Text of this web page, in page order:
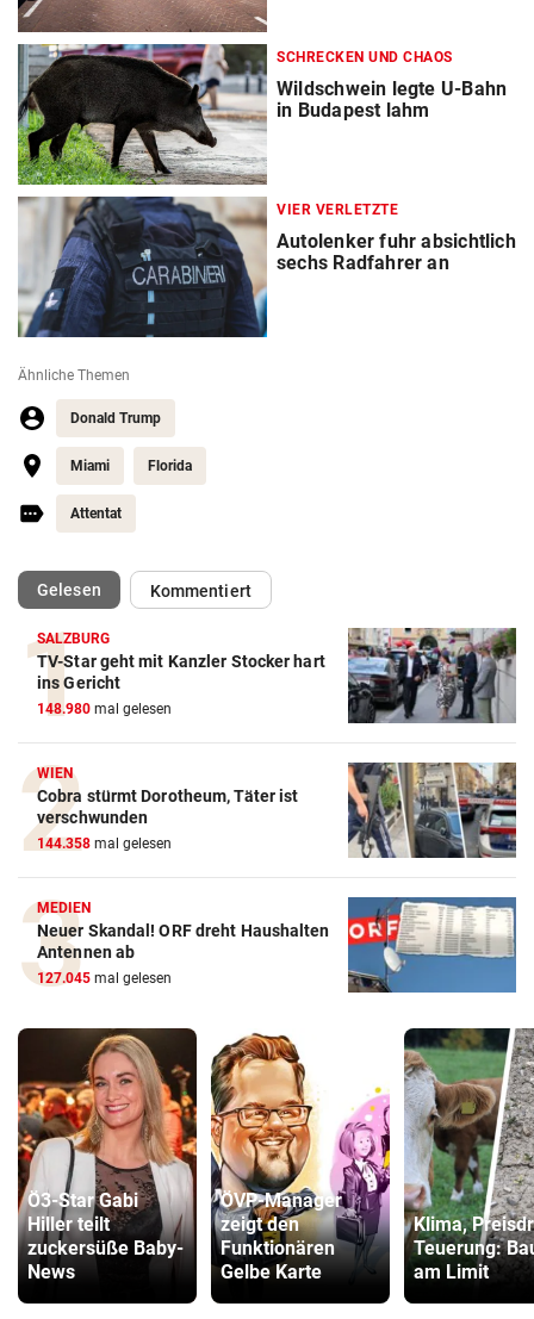
SCHRECKEN UND CHAOS
Wildschwein legte U-Bahn
in Budapest lahm
VIER VERLETZTE
Autolenker fuhr absichtlich
sechs Radfahrer an
Ähnliche Themen
Donald Trump
Miami Florida
Attentat
Gelesen(ausgewählt)Kommentiert
SALZBURG
TV-Star geht mit Kanzler Stocker hart
ins Gericht
148.980 mal gelesen
WIEN
Cobra stürmt Dorotheum, Täter ist
verschwunden
144.358 mal gelesen
MEDIEN
Neuer Skandal! ORF dreht Haushalten
Antennen ab
127.045 mal gelesen
Ö3-Star Gabi
Hiller teilt
zuckersüße Baby-
News
ÖVP-Manager
zeigt den
Funktionären
Gelbe Karte
Klima,
Teuerung:
am Limit